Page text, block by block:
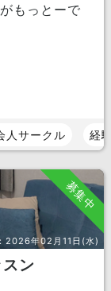
もっとーで
人サークル 経
募集中
2026年02月11日(水)
ン